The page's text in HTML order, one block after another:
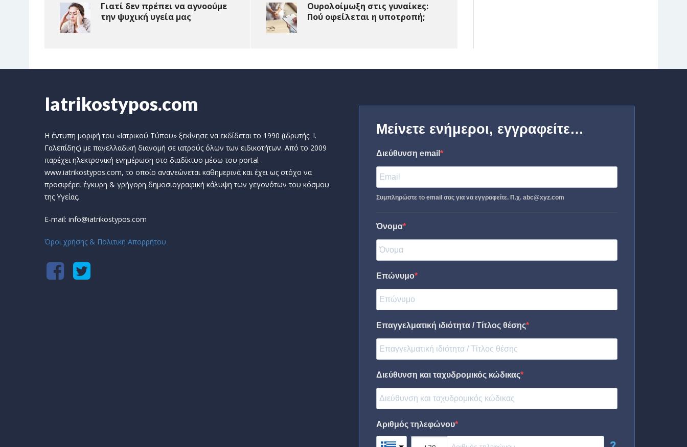
Γιατί δεν πρέπει να αγνοούμε
την ψυχική υγεία μας
Ουρολοίμωξη στις γυναίκες:
Πού οφείλεται η υποτροπή;
Iatrikostypos.com
Η έντυπη μορφή του «Ιατρικού Τύπου» ξεκίνησε να εκδίδεται το 1990 (ιδρυτής: Ι.
Γαλεπίδης) με πανελλαδική διανομή σε ιατρούς όλων των ειδικοτήτων. Από το 2009
παρέχει ηλεκτρονική ενημέρωση στο διαδίκτυο μέσω του portal
www.iatrikostypos.com, το οποίο ανανεώνεται καθημερινά και έχει ως στόχο να
προσφέρει έγκυρη & γρήγορη δημοσιογραφική κάλυψη των γεγονότων του κόσμου
της Υγείας.
E-mail: info@iatrikostypos.com
Όροι χρήσης & Πολιτική Απορρήτου
Μείνετε ενήμεροι, εγγραφείτε…
Διεύθυνση email
Συμπληρώστε το email σας για να εγγραφείτε. Π.χ. abc@xyz.com
Όνομα
Επώνυμο
Επαγγελματική ιδιότητα / Τίτλος θέσης
Διεύθυνση και ταχυδρομικός κώδικας
Αριθμός τηλεφώνου